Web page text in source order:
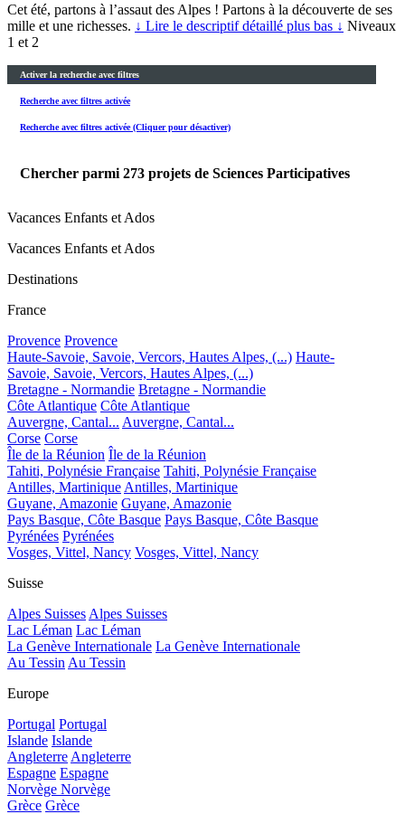
Cet été, partons à l’assaut des Alpes ! Partons à la découverte de ses
mille et une richesses. ↓ Lire le descriptif détaillé plus bas ↓ Niveaux
1 et 2
Activer la recherche avec filtres
Recherche avec filtres activée
Recherche avec filtres activée (Cliquer pour désactiver)
Chercher parmi 273 projets de Sciences Participatives
Vacances Enfants et Ados
Vacances Enfants et Ados
Destinations
France
Provence Provence
Haute-Savoie, Savoie, Vercors, Hautes Alpes, (...) Haute-
Savoie, Savoie, Vercors, Hautes Alpes, (...)
Bretagne - Normandie Bretagne - Normandie
Côte Atlantique Côte Atlantique
Auvergne, Cantal... Auvergne, Cantal...
Corse Corse
Île de la Réunion Île de la Réunion
Tahiti, Polynésie Française Tahiti, Polynésie Française
Antilles, Martinique Antilles, Martinique
Guyane, Amazonie Guyane, Amazonie
Pays Basque, Côte Basque Pays Basque, Côte Basque
Pyrénées Pyrénées
Vosges, Vittel, Nancy Vosges, Vittel, Nancy
Suisse
Alpes Suisses Alpes Suisses
Lac Léman Lac Léman
La Genève Internationale La Genève Internationale
Au Tessin Au Tessin
Europe
Portugal Portugal
Islande Islande
Angleterre Angleterre
Espagne Espagne
Norvège Norvège
Grèce Grèce